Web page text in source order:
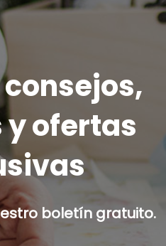
ofertas
boletín gratuito.